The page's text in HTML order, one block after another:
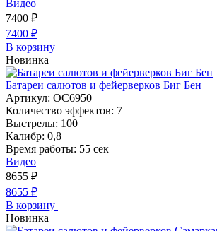
Видео
7400 ₽
7400 ₽
В корзину
Новинка
Батареи салютов и фейерверков Биг Бен
Артикул: ОС6950
Количество эффектов: 7
Выстрелы: 100
Калибр: 0,8
Время работы: 55 сек
Видео
8655 ₽
8655 ₽
В корзину
Новинка